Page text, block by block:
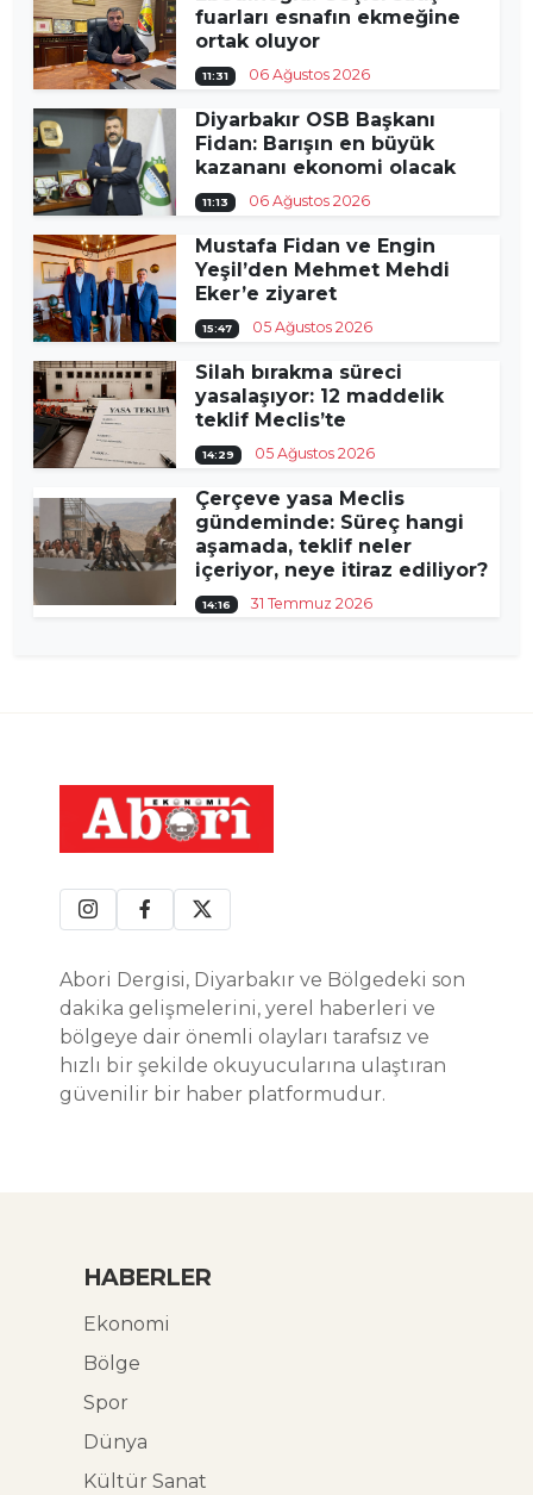
fuarları esnafın ekmeğine
ortak oluyor
11:31 06 Ağustos 2026
Diyarbakır OSB Başkanı
Fidan: Barışın en büyük
kazananı ekonomi olacak
11:13 06 Ağustos 2026
Mustafa Fidan ve Engin
Yeşil’den Mehmet Mehdi
Eker’e ziyaret
15:47 05 Ağustos 2026
Silah bırakma süreci
yasalaşıyor: 12 maddelik
teklif Meclis’te
14:29 05 Ağustos 2026
Çerçeve yasa Meclis
gündeminde: Süreç hangi
aşamada, teklif neler
içeriyor, neye itiraz ediliyor?
14:16 31 Temmuz 2026
Abori Dergisi, Diyarbakır ve Bölgedeki son
dakika gelişmelerini, yerel haberleri ve
bölgeye dair önemli olayları tarafsız ve
hızlı bir şekilde okuyucularına ulaştıran
güvenilir bir haber platformudur.
HABERLER
Ekonomi
Bölge
Spor
Dünya
Kültür Sanat